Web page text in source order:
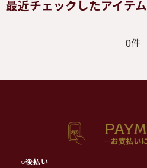
最近チェックしたアイテム
0件
○後払い